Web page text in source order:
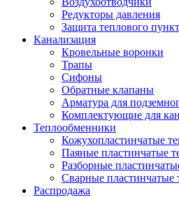
Редукторы давления
Защита теплового
Канализация
Кровельные воронки
Трапы
Сифоны
Обратные клапаны
Арматура для
Комплектующие для
Теплообменники
Кожухопластинчатые
Паяные пластинчатые
Разборные
Сварные пластинчатые
Распродажа